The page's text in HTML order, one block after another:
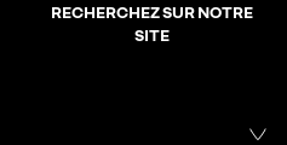
RECHERCHEZ SUR NOTRE
SITE